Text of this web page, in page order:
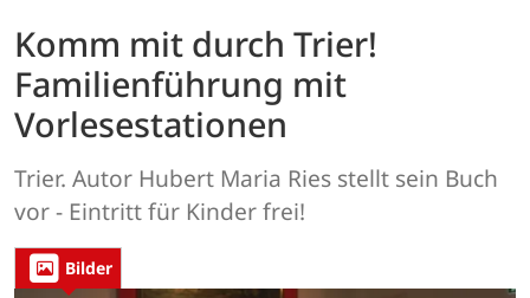
Komm mit durch Trier!
Familienführung mit
Vorlesestationen
Trier. Autor Hubert Maria Ries stellt sein Buch
vor - Eintritt für Kinder frei!
Bilder